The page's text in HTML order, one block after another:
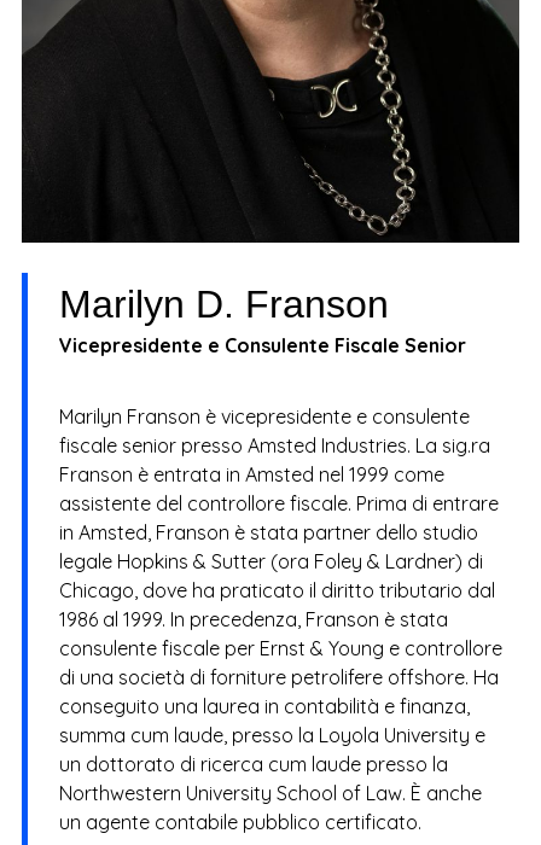
Marilyn D. Franson
Vicepresidente e Consulente Fiscale Senior
Marilyn Franson è vicepresidente e consulente
fiscale senior presso Amsted Industries. La sig.ra
Franson è entrata in Amsted nel 1999 come
assistente del controllore fiscale. Prima di entrare
in Amsted, Franson è stata partner dello studio
legale Hopkins & Sutter (ora Foley & Lardner) di
Chicago, dove ha praticato il diritto tributario dal
1986 al 1999. In precedenza, Franson è stata
consulente fiscale per Ernst & Young e controllore
di una società di forniture petrolifere offshore. Ha
conseguito una laurea in contabilità e finanza,
summa cum laude, presso la Loyola University e
un dottorato di ricerca cum laude presso la
Northwestern University School of Law. È anche
un agente contabile pubblico certificato.